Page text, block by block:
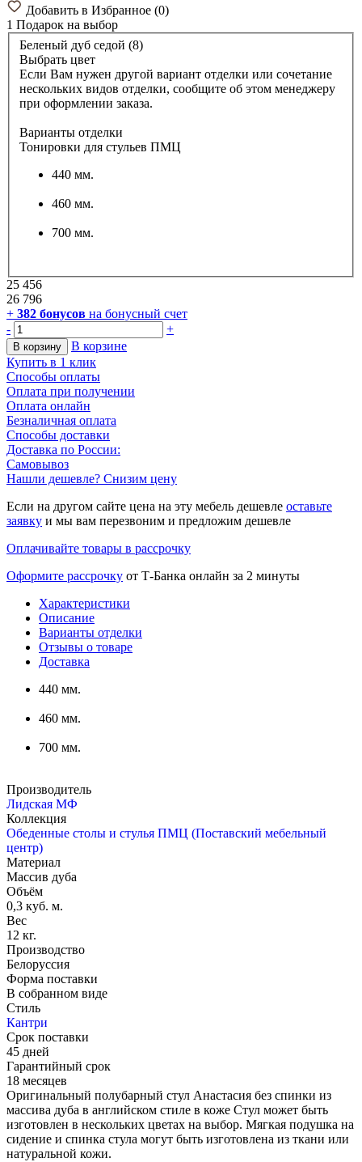
Добавить в Избранное (0)
1 Подарок на выбор
Беленый дуб седой (8)
Выбрать цвет
Если Вам нужен другой вариант отделки или сочетание
нескольких видов отделки, сообщите об этом менеджеру
при оформлении заказа.
Варианты отделки
Тонировки для стульев ПМЦ
440 мм.
460 мм.
700 мм.
25 456
26 796
+ 382 бонусов на бонусный счет
-
+
В корзину
В корзине
Купить в 1 клик
Способы оплаты
Оплата при получении
Оплата онлайн
Безналичная оплата
Способы доставки
Доставка по России:
Самовывоз
Нашли дешевле? Снизим цену
Если на другом сайте цена на эту мебель дешевле оставьте
заявку и мы вам перезвоним и предложим дешевле
Оплачивайте товары в рассрочку
Оформите рассрочку от Т-Банка онлайн за 2 минуты
Характеристики
Описание
Варианты отделки
Отзывы о товаре
Доставка
440 мм.
460 мм.
700 мм.
Производитель
Лидская МФ
Коллекция
Обеденные столы и стулья ПМЦ (Поставский мебельный
центр)
Материал
Массив дуба
Объём
0,3 куб. м.
Вес
12 кг.
Производство
Белоруссия
Форма поставки
В собранном виде
Стиль
Кантри
Срок поставки
45 дней
Гарантийный срок
18 месяцев
Оригинальный полубарный стул Анастасия без спинки из
массива дуба в английском стиле в коже Стул может быть
изготовлен в нескольких цветах на выбор. Мягкая подушка на
сидение и спинка стула могут быть изготовлена из ткани или
натуральной кожи.